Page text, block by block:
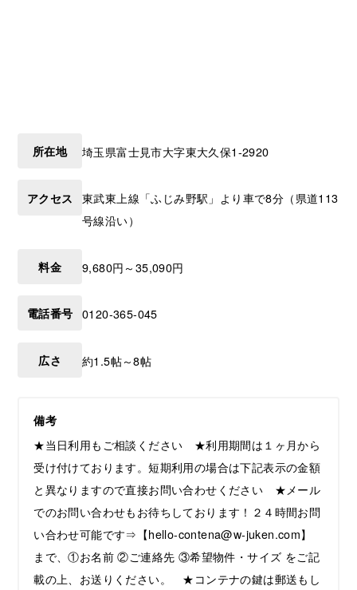
所在地 埼玉県富士見市大字東大久保1-2920
アクセス
東武東上線「ふじみ野駅」より車で8分（県道113
号線沿い）
料金 9,680円～35,090円
電話番号 0120-365-045
広さ 約1.5帖～8帖
備考
★当日利用もご相談ください ★利用期間は１ヶ月から
受け付けております。短期利用の場合は下記表示の金額
と異なりますので直接お問い合わせください ★メール
でのお問い合わせもお待ちしております！２４時間お問
い合わせ可能です⇒【hello-contena@w-juken.com】
まで、①お名前 ②ご連絡先 ③希望物件・サイズ をご記
載の上、お送りください。 ★コンテナの鍵は郵送もし